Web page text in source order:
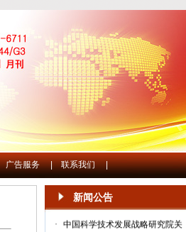
广告服务 | 联系我们 |
新闻公告
· 《中国科技论坛》“教育科技人才
一体化发展”专刊
· 中国科学技术发展战略研究院关
于公开招聘学术期刊编辑的通知